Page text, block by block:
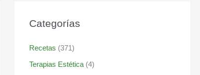
Categorías
Recetas (371)
Terapias Estética(4)